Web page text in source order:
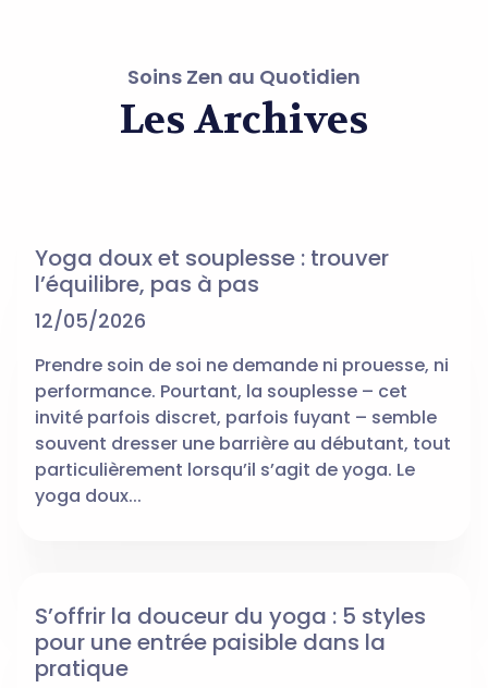
Soins Zen au Quotidien
Les Archives
Yoga doux et souplesse : trouver
l’équilibre, pas à pas
12/05/2026
Prendre soin de soi ne demande ni prouesse, ni
performance. Pourtant, la souplesse – cet
invité parfois discret, parfois fuyant – semble
souvent dresser une barrière au débutant, tout
particulièrement lorsqu’il s’agit de yoga. Le
yoga doux...
S’offrir la douceur du yoga : 5 styles
pour une entrée paisible dans la
pratique